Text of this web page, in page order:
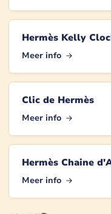
Hermès Kelly
Meer info
Clic de Hermès
Meer info
Hermès Chaine
Meer info